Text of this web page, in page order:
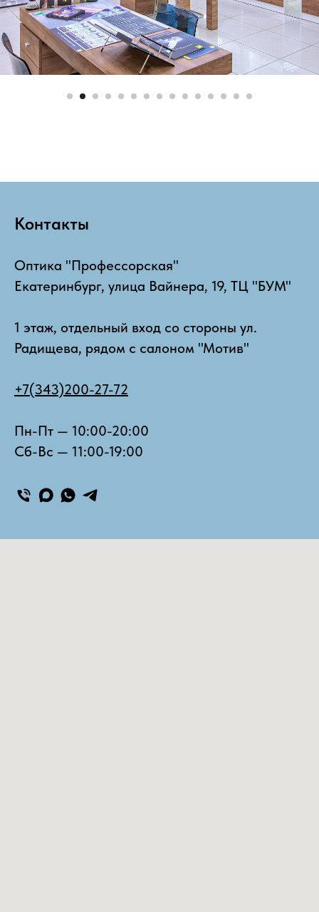
Контакты
Оптика "Профессорская"
Екатеринбург, улица Вайнера, 19, ТЦ "БУМ"
1 этаж, отдельный вход со стороны ул.
Радищева, рядом с салоном "Мотив"
+7(343)200-27-72
Пн-Пт — 10:00-20:00
Сб-Вс — 11:00-19:00